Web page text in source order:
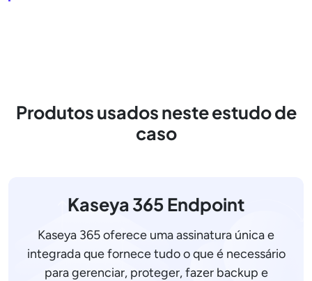
Produtos usados neste estudo de
caso
Kaseya 365 Endpoint
Kaseya 365 oferece uma assinatura única e
integrada que fornece tudo o que é necessário
para gerenciar, proteger, fazer backup e